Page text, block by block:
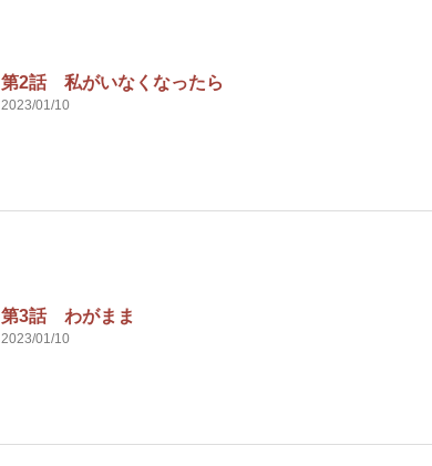
第2話 私がいなくなったら
2023/01/10
第3話 わがまま
2023/01/10